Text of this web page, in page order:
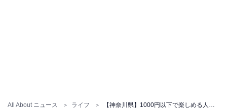
All About ニュース ライフ
宿泊可否